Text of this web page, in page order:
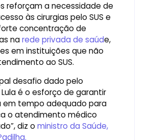
reforçam a necessidade de
às cirurgias pelo SUS e
concentração de
narede privada de saúde,
em instituições que não
ao SUS.
desafio dado pelo
é o esforço de garantir
em tempo adequado para
o atendimento médico
diz o ministro da Saúde,